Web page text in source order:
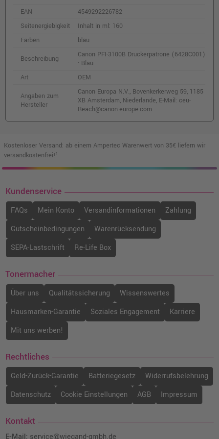
o. MwSt. 273,10 €
324,99 €
(6431C001) · Photo Grau
90,99 €
Canon PFI-3300PBK Druckerpatrone
(6433C001) · Fotoschwarz
178,99 € shopping_cart
(6425C001) · Gelb
o. MwSt.76,46 €
90,99 €
inkl. MwSt.
shopping_cart
Canon PFI-3700M Druckerpatrone
(6446C001) · Magenta
271,99 €
inkl. MwSt.zzgl. Versand
shopping_cart
Canon PFI-3100GY Druckerpatrone
(6426C001) · Grau
90,99 €
Canon PFI-3100PC Druckerpatrone
(6429C001) · Foto-Cyan
o. MwSt.76,46 €
90,99 €
EAN
4549292226782
Seitenergiebigkeit
Inhalt in ml: 160
Farben
blau
Beschreibung
Canon PFI-3100B Druckerpatrone (6428C001)
· Blau
Art
OEM
Angaben zum
Hersteller
Canon Europa N.V., Bovenkerkerweg 59, 1185
XB Amsterdam, Niederlande, E-Mail: ceu-
Reach@canon-europe.com
Kostenloser Versand: ab einem Ampertec Warenwert von 35€ liefern wir
versandkostenfrei!¹
Kundenservice
FAQs Mein Konto Versandinformationen
Zahlung
Gutscheinbedingungen
Warenrücksendung
SEPA-Lastschrift
Re-Life Box
Tonermacher
Über uns Qualitätssicherung
Wissenswertes
Hausmarken-Garantie
Soziales Engagement
Karriere
Mit uns werben!
Rechtliches
Geld-Zurück-Garantie Batteriegesetz
Widerrufsbelehrung
Datenschutz
Cookie Einstellungen AGB Impressum
Kontakt
E-Mail: service@wiegand-gmbh.de